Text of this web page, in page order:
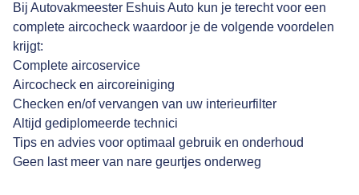
Bij Autovakmeester Eshuis Auto kun je terecht voor een
complete aircocheck waardoor je de volgende voordelen
krijgt:
Complete aircoservice
Aircocheck en aircoreiniging
Checken en/of vervangen van uw interieurfilter
Altijd gediplomeerde technici
Tips en advies voor optimaal gebruik en onderhoud
Geen last meer van nare geurtjes onderweg